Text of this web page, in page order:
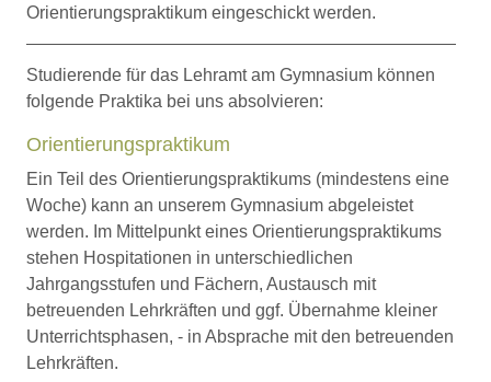
Orientierungspraktikum eingeschickt werden.
Studierende für das Lehramt am Gymnasium können
folgende Praktika bei uns absolvieren:
Orientierungspraktikum
Ein Teil des Orientierungspraktikums (mindestens eine
Woche) kann an unserem Gymnasium abgeleistet
werden. Im Mittelpunkt eines Orientierungspraktikums
stehen Hospitationen in unterschiedlichen
Jahrgangsstufen und Fächern, Austausch mit
betreuenden Lehrkräften und ggf. Übernahme kleiner
Unterrichtsphasen, - in Absprache mit den betreuenden
Lehrkräften.